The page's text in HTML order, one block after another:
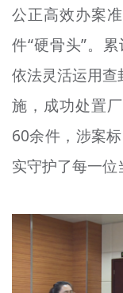
公正高效办案
件“硬骨头”。
依法灵活运用
施，成功处置
60余件，涉案
实守护了每一位